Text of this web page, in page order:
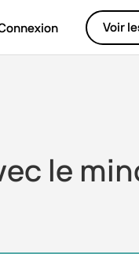
Voir
le